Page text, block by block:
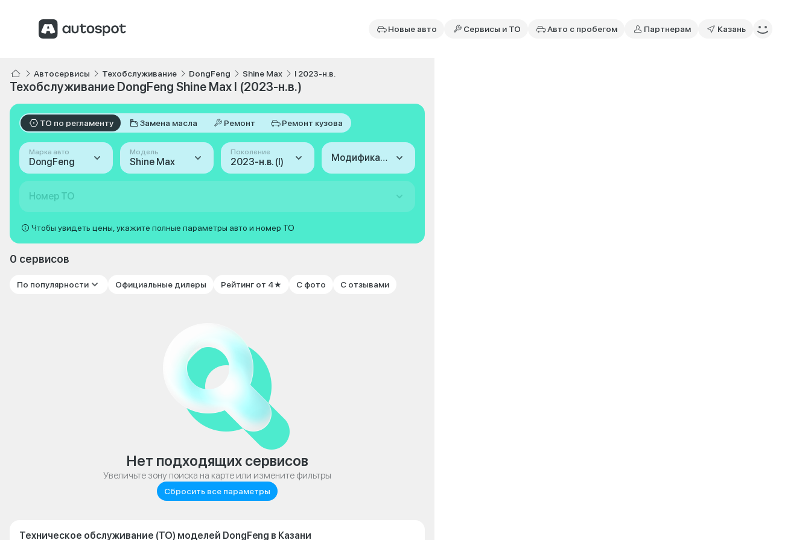
Новые авто Сервисы и ТО Авто с пробегом Партнерам Казань
Автосервисы Техобслуживание DongFeng Shine Max I 2023-н.в.
Техобслуживание DongFeng Shine Max I (2023-н.в.)
ТО по регламенту Замена масла Ремонт Ремонт кузова
Марка авто
DongFeng
Модель
Shine Max
Поколение
2023-н.в. (I) Модификация
Номер ТО
Чтобы увидеть цены, укажите полные параметры авто и номер ТО
0 сервисов
По популярности Официальные дилеры Рейтинг от 4★ С фото С отзывами
Нет подходящих сервисов
Увеличьте зону поиска на карте или измените фильтры
Сбросить все параметры
Техническое обслуживание (ТО) моделей DongFeng в Казани